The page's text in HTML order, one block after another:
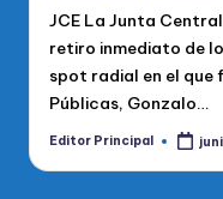
el
P
R
M
JCE La Junta
retiro inmediato de
spot radial en el que
Públicas, Gonzalo…
Publicado
Editor Principal